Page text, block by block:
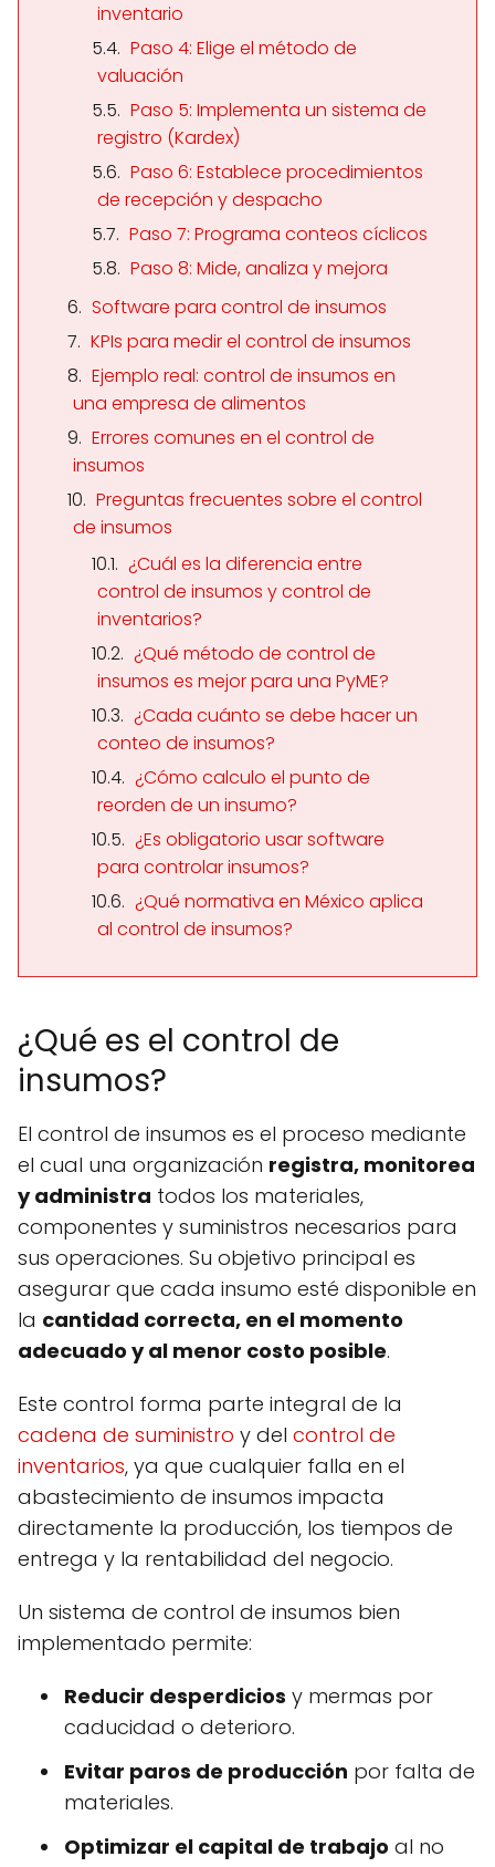
inventario
Paso 4: Elige el método de
valuación
Paso 5: Implementa un sistema de
registro (Kardex)
Paso 6: Establece procedimientos
de recepción y despacho
Paso 7: Programa conteos cíclicos
Paso 8: Mide, analiza y mejora
Software para control de insumos
KPIs para medir el control de insumos
Ejemplo real: control de insumos en
una empresa de alimentos
Errores comunes en el control de
insumos
Preguntas frecuentes sobre el control
de insumos
¿Cuál es la diferencia entre
control de insumos y control de
inventarios?
¿Qué método de control de
insumos es mejor para una PyME?
¿Cada cuánto se debe hacer un
conteo de insumos?
¿Cómo calculo el punto de
reorden de un insumo?
¿Es obligatorio usar software
para controlar insumos?
¿Qué normativa en México aplica
al control de insumos?
¿Qué es el control de
insumos?
El control de insumos es el proceso mediante
el cual una organización registra, monitorea
y administra todos los materiales,
componentes y suministros necesarios para
sus operaciones. Su objetivo principal es
asegurar que cada insumo esté disponible en
la cantidad correcta, en el momento
adecuado y al menor costo posible.
Este control forma parte integral de la
cadena de suministro y del control de
inventarios, ya que cualquier falla en el
abastecimiento de insumos impacta
directamente la producción, los tiempos de
entrega y la rentabilidad del negocio.
Un sistema de control de insumos bien
implementado permite:
Reducir desperdicios y mermas por
caducidad o deterioro.
Evitar paros de producción por falta de
materiales.
Optimizar el capital de trabajo al no